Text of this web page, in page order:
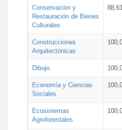
Conservación y
Restauración de Bienes
Culturales
Construcciones
Arquitectónicas
Dibujo
Economía y Ciencias
Sociales
Ecosistemas
Agroforestales